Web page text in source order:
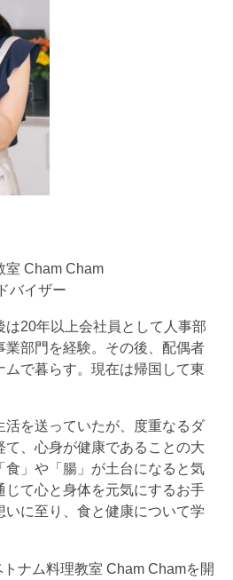
室 Cham Cham
バイザー
20年以上会社員として人事部
業部門を経験。その後、配偶者
で暮らす。現在は帰国して東
活を送っていたが、度重なるダ
て、心身が健康であることの大
食」や「腸」が土台になると気
じて心と身体を元気にするお手
に至り、食と健康について学
ナム料理教室 Cham Chamを開